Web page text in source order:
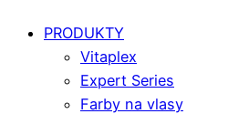
PRODUKTY
Vitaplex
Expert Series
Farby na vlasy